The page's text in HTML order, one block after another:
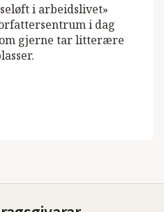
i arbeidslivet»
i dag
gjerne tar litterære